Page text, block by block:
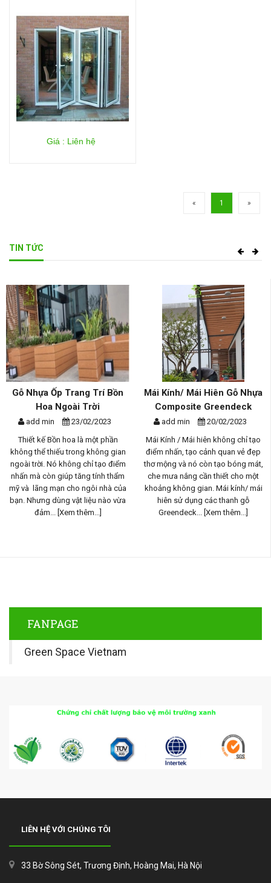
Giá : Liên hệ
« 1 »
TIN TỨC
Gỗ Nhựa Ốp Trang Trí Bồn
Hoa Ngoài Trời
add min
23/02/2023
Thiết kế Bồn hoa là một phần
không thể thiếu trong không gian
ngoài trời. Nó không chỉ tạo điểm
nhấn mà còn giúp tăng tính thẩm
mỹ và lãng mạn cho ngôi nhà của
bạn. Nhưng dùng vật liệu nào vừa
đảm...[Xem thêm...]
Mái Kính/ Mái Hiên Gỗ Nhựa
Composite Greendeck
add min
20/02/2023
Mái Kính / Mái hiên không chỉ tạo
điểm nhấn, tạo cảnh quan vẻ đẹp
thơ mộng và nó còn tạo bóng mát,
che mưa nắng cần thiết cho một
khoảng không gian. Mái kính/ mái
hiên sử dụng các thanh gỗ
Greendeck... [Xem thêm...]
FANPAGE
Green Space Vietnam
LIÊN HỆ VỚI CHÚNG TÔI
33 Bờ Sông Sét, Trương Định, Hoàng Mai, Hà Nội